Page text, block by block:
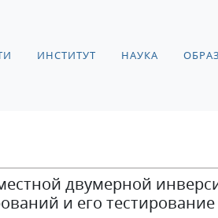
ИНСТИТУТ НАУКА
двумерной
и его